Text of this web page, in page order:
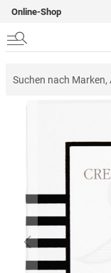
Online-Shop
Bildergalerie